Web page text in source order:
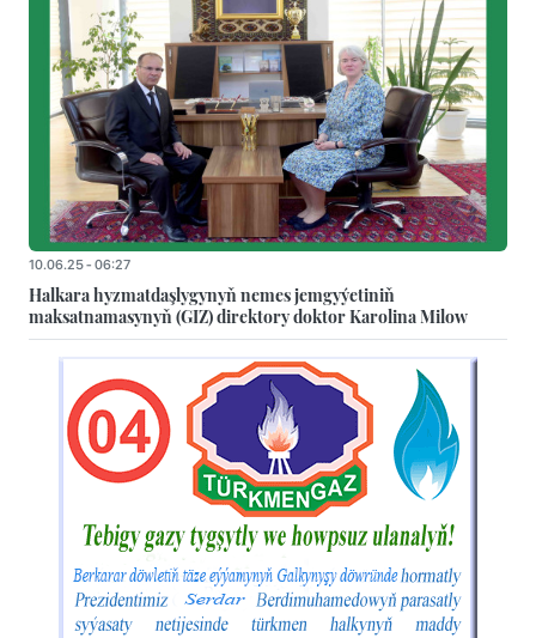
10.06.25 - 06:27
Halkara hyzmatdaşlygynyň nemes jemgyýetiniň
maksatnamasynyň (GIZ) direktory doktor Karolina Milow